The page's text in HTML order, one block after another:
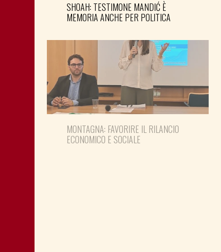
SHOAH: TESTIMONE MANDIĆ È
MEMORIA ANCHE PER POLITICA
MONTAGNA: FAVORIRE IL RILANCIO
ECONOMICO E SOCIALE